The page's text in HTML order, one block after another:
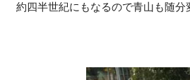
約四半世紀にもなるので青山も随分